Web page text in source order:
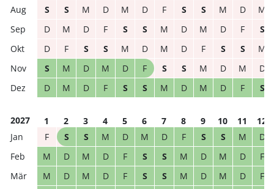
S
S M D M D F S S M D
M
D
M D F S S M D M D F
S
D
F S S M D M D F S S
M
S
M D M D F S S M D M
D
D
M D F S S M D M D F S
2027 1 2 3 4 5 6 7 8 9 10 11
12
F
S S M D M D F S S M
D
M
D M D F S S M D M D
F
M
D M D F S S M D M D F